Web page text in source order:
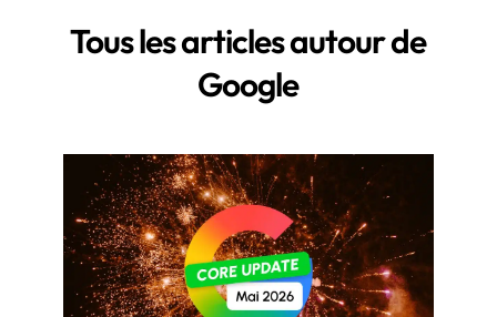
Tous les articles autour de
Google